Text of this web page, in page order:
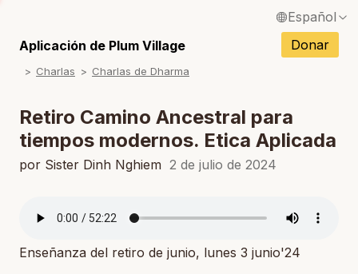
Español
English / Inglés
Deutsch / Alemán
Italiano / Italiano
Português / Portugués
Aplicación de Plum Village Donar
Charlas Charlas de Dharma
Retiro Camino Ancestral para
tiempos modernos. Etica Aplicada
por Sister Dinh Nghiem 2 de julio de 2024
Enseñanza del retiro de junio, lunes 3 junio'24